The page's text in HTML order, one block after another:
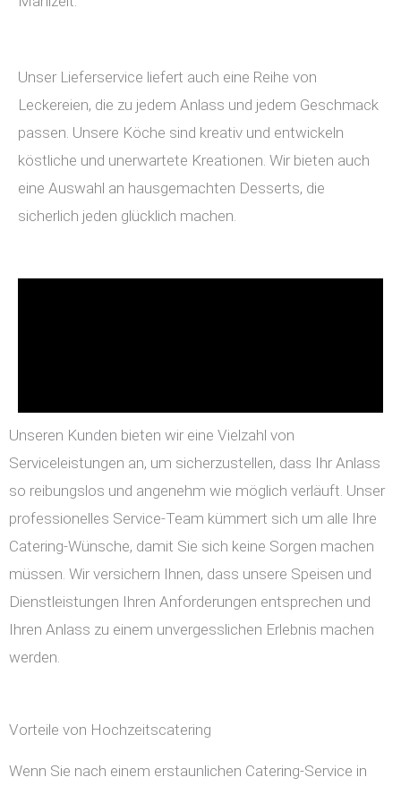
Unser Lieferservice liefert auch eine Reihe von
Leckereien, die zu jedem Anlass und jedem Geschmack
passen. Unsere Köche sind kreativ und entwickeln
köstliche und unerwartete Kreationen. Wir bieten auch
eine Auswahl an hausgemachten Desserts, die
sicherlich jeden glücklich machen.
Unseren Kunden bieten wir eine Vielzahl von
Serviceleistungen an, um sicherzustellen, dass Ihr Anlass
so reibungslos und angenehm wie möglich verläuft. Unser
professionelles Service-Team kümmert sich um alle Ihre
Catering-Wünsche, damit Sie sich keine Sorgen machen
müssen. Wir versichern Ihnen, dass unsere Speisen und
Dienstleistungen Ihren Anforderungen entsprechen und
Ihren Anlass zu einem unvergesslichen Erlebnis machen
werden.
Vorteile von Hochzeitscatering
Wenn Sie nach einem erstaunlichen Catering-Service in